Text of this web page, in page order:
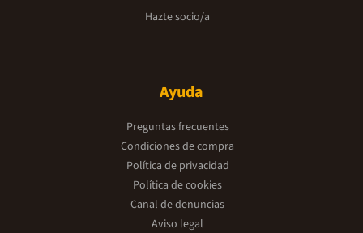
Hazte socio/a
Ayuda
Preguntas frecuentes
Condiciones de compra
Política de privacidad
Política de cookies
Canal de denuncias
Aviso legal